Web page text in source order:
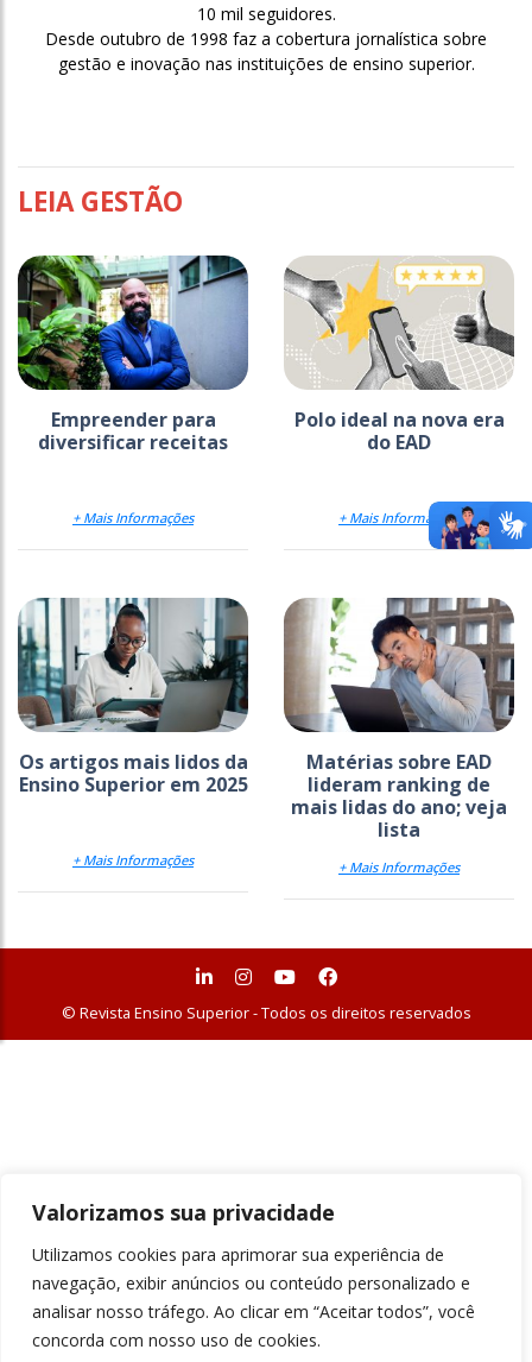
Valorizamos sua privacidade
Utilizamos cookies para aprimorar sua experiência de
navegação, exibir anúncios ou conteúdo personalizado e
analisar nosso tráfego. Ao clicar em “Aceitar todos”, você
concorda com nosso uso de cookies.
10 mil seguidores.
Desde outubro de 1998 faz a cobertura jornalística sobre
gestão e inovação nas instituições de ensino superior.
LEIA GESTÃO
Empreender para
diversificar receitas
+ Mais Informações
Polo ideal na nova era
do EAD
+ Mais Informações
Os artigos mais lidos da
Ensino Superior em 2025
+ Mais Informações
Matérias sobre EAD
lideram ranking de
mais lidas do ano; veja
lista
+ Mais Informações
© Revista Ensino Superior - Todos os direitos reservados